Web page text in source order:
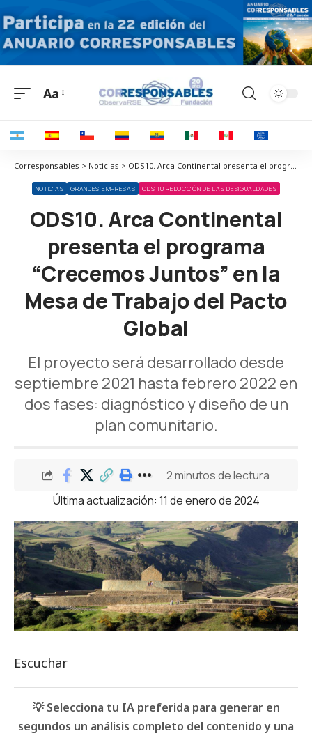
Aa
Corresponsables > Noticias > ODS10. Arca Continental presenta el programa “Crecemos Juntos” en la Mesa de Trabajo del Pacto Global
NOTICIAS GRANDES EMPRESAS ODS 10 REDUCCIÓN DE LAS DESIGUALDADES
ODS10. Arca Continental
presenta el programa
“Crecemos Juntos” en la
Mesa de Trabajo del Pacto
Global
El proyecto será desarrollado desde
septiembre 2021 hasta febrero 2022 en
dos fases: diagnóstico y diseño de un
plan comunitario.
Última actualización: 11 de enero de 2024
2 minutos de lectura
Escuchar
💡 Selecciona tu IA preferida para generar en
segundos un análisis completo del contenido y una